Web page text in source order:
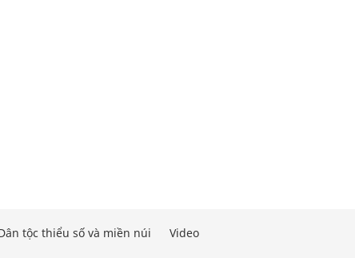
tộc thiểu số và miền núi Video